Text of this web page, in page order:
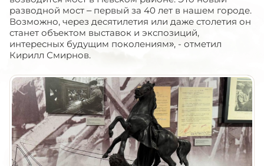
разводной мост – первый за 40 лет в нашем городе.
Возможно, через десятилетия или даже столетия он
станет объектом выставок и экспозиций,
интересных будущим поколениям», - отметил
Кирилл Смирнов.